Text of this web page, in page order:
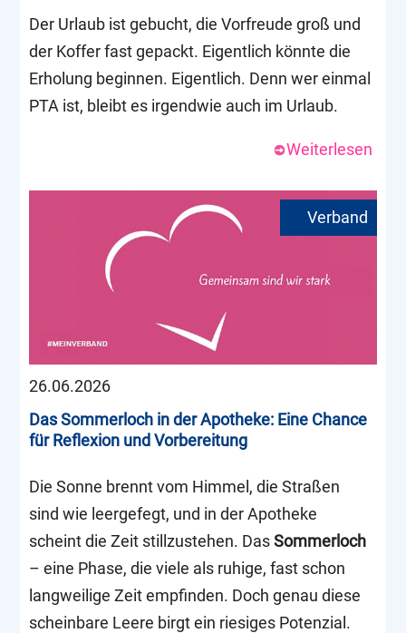
Der Urlaub ist gebucht, die Vorfreude groß und
der Koffer fast gepackt. Eigentlich könnte die
Erholung beginnen. Eigentlich. Denn wer einmal
PTA ist, bleibt es irgendwie auch im Urlaub.
Weiterlesen
26.06.2026
Das Sommerloch in der Apotheke: Eine Chance
für Reflexion und Vorbereitung
Die Sonne brennt vom Himmel, die Straßen
sind wie leergefegt, und in der Apotheke
scheint die Zeit stillzustehen. DasSommerloch
– eine Phase, die viele als ruhige, fast schon
langweilige Zeit empfinden. Doch genau diese
scheinbare Leere birgt ein riesiges Potenzial.